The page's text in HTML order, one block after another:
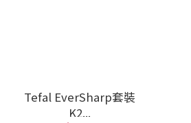
Tefal EverSharp套裝
K2...